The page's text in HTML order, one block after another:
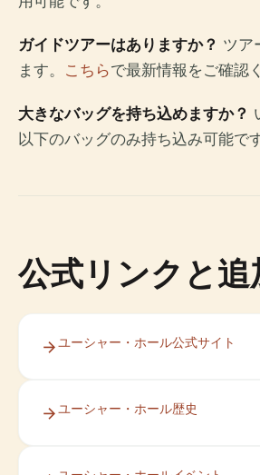
ガイドツアーはありますか？ ツア
ます。 こちらで最新情報をご確認
大きなバッグを持ち込めますか？
以下のバッグのみ持ち込み可能です
公式リンクと追
ユーシャー・ホール公式サイト
ユーシャー・ホール歴史